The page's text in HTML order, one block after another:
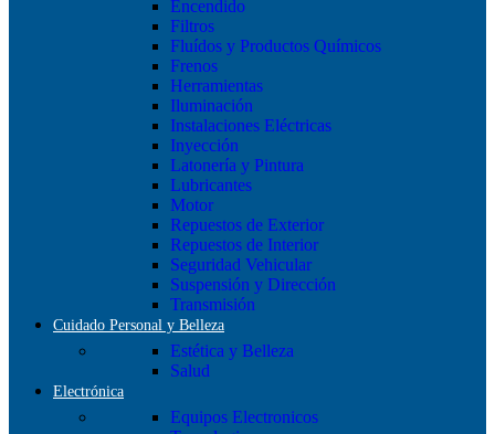
Encendido
Filtros
Fluídos y Productos Químicos
Frenos
Herramientas
Iluminación
Instalaciones Eléctricas
Inyección
Latonería y Pintura
Lubricantes
Motor
Repuestos de Exterior
Repuestos de Interior
Seguridad Vehicular
Suspensión y Dirección
Transmisión
Cuidado Personal y Belleza
Estética y Belleza
Salud
Electrónica
Equipos Electronicos